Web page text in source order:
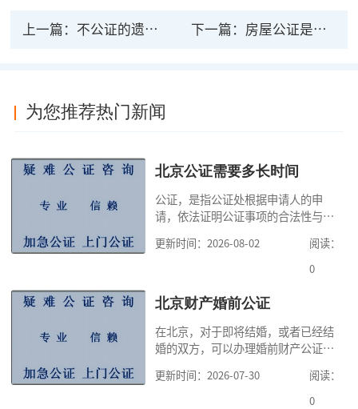
上一篇： 不公证的遗嘱有法律效力吗？如何申请遗嘱公证？ 下一篇： 房屋公证是否具备法律效力 房屋产权是如何规定的
为您推荐热门新闻
北京公证需要多长时间
公证，是指公证处根据申请人的申
请，依法证明公证事项的合法性与真
高公证事项的效力，固定证据，但是
很多人不知道在北京办理公证需要多
家，办理公证的时候除了需要按照公
道北京公证需要什么材料,北京公证需
要多少钱？北京公
更新时间：2026-08-02
阅读：
0
北京财产婚前公证
在北京，对于即将结婚，或者已经结
婚的双方，可以办理婚前财产公证，
式，可以避免个人财产引发的纠纷，
但是，在北京办理婚前财产公证，除
更新时间：2026-07-30
阅读：
0